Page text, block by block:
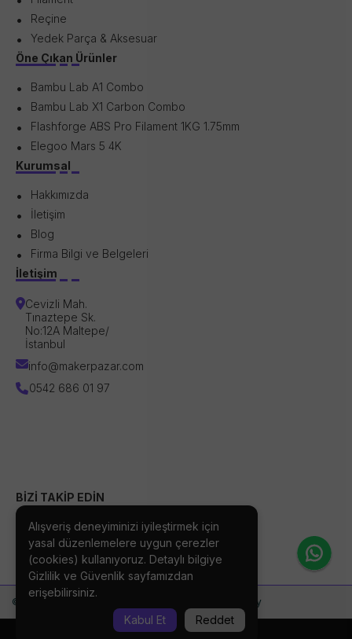
Reçine
Yedek Parça & Aksesuar
Öne Çıkan Ürünler
Bambu Lab A1 Combo
Bambu Lab X1 Carbon Combo
Flashforge ABS Pro Filament 1KG 1.75mm
Elegoo Mars 5 4K
Kurumsal
Hakkımızda
İletişim
Blog
Firma Bilgi ve Belgeleri
İletişim
Cevizli Mah.
Tınaztepe Sk.
No:12A Maltepe/
İstanbul
info@makerpazar.com
0542 686 01 97
BİZİ TAKİP EDİN
©2026 Makerpazar | Designed by Bixcod Technology
Alışveriş deneyiminizi iyileştirmek için
yasal düzenlemelere uygun çerezler
(cookies) kullanıyoruz. Detaylı bilgiye
Gizlilik ve Güvenlik sayfamızdan
erişebilirsiniz.
Kabul Et Reddet